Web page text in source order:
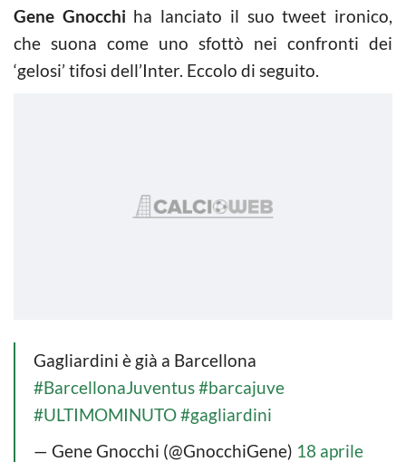
Gene Gnocchi ha lanciato il suo tweet ironico,
che suona come uno sfottò nei confronti dei
‘gelosi’ tifosi dell’Inter. Eccolo di seguito.
Gagliardini è già a Barcellona
#BarcellonaJuventus#barcajuve
#ULTIMOMINUTO#gagliardini
— Gene Gnocchi (@GnocchiGene) 18 aprile